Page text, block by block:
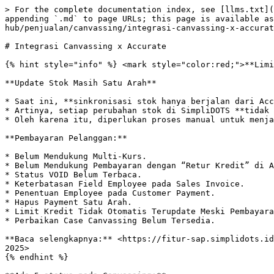
> For the complete documentation index, see [llms.txt](https://panduan-sap.simplidots.id/llms.txt). Markdown versions of documentation pages are available by appending `.md` to page URLs; this page is available as [Markdown](https://panduan-sap.simplidots.id/sales-automation-platform/smh-sales-management-hub/penjualan/canvassing/integrasi-canvassing-x-accurate.md).

# Integrasi Canvassing x Accurate

{% hint style="info" %} <mark style="color:red;">**Limitasi:**</mark>

**Update Stok Masih Satu Arah**

* Saat ini, **sinkronisasi stok hanya berjalan dari Accurate ke SimpliDOTS**.
* Artinya, setiap perubahan stok di SimpliDOTS **tidak akan otomatis memperbarui stok di Accurate**.
* Oleh karena itu, diperlukan proses manual untuk menjaga konsistensi data di kedua sistem.

**Pembayaran Pelanggan:**

* Belum Mendukung Multi-Kurs.
* Belum Mendukung Pembayaran dengan “Retur Kredit” di Accurate.
* Status VOID Belum Terbaca.
* Keterbatasan Field Employee pada Sales Invoice.
* Penentuan Employee pada Customer Payment.
* Hapus Payment Satu Arah.
* Limit Kredit Tidak Otomatis Terupdate Meski Pembayaran Lunas.
* Perbaikan Case Canvassing Belum Tersedia.

**Baca selengkapnya:** <https://fitur-sap.simplidots.id/smh/fitur-pada-smh-sales-management-hub/2025/beta-integrasi-customer-payment-simplidots-x-accurate-14-agustus-2025>
{% endhint %}

**Ada 5 status pada Canvassing:**

* **Draft:** Status canvassing masih dalam bentuk draft dimana stok belum pindah ke mobil / gudang canvassing. Sehingga ada masih dapat melakukan perubahan pada daftar canvassing.
* **Ready:** Status Canvassing sudah siap untuk berangkat dan sudah dipindahkan ke gudang canvassing atau sudah di-load di mobil canvassing. Anda bisa lakukan **Kunci Stock.**
* **Ongoing:** Status Canvassing sudah dimulai dan sedang berjalan. Anda telah melakukan **Kunci Stock** lalu lakukan **Mulai Kanvas.**
* **Completed:** Status Canvassing sudah selesai atau canvasser sudah kembali ke gudang. Anda telah melakukan **Selesaikan Kanvas.**
* **Cancelled:** Status Canvassing dibatalkan, untuk pembatalan canvassing ini hanya dapat dilakukan apabila status masih **Draft**.

**Tindakan yang dapat dilakukan:**

* **Draft:** Tambah stok, kunci stok, kunci stok dan canvas, ubah, dan batal.
* **Ready:** Tambah stok, mulai canvas, ubah, dan batal.
* **Ongoing:** Tambah stok, selesaikan stok, konfirmasi pembayaran, dan akhiri canvas.
* **Completed:** Tidak ada.
* **Cancelled:** Tidak ada.

## <mark style="color:red;">1. \[SimpliDOTS] Mengaktifkan Integrasi Sales Invoice & Pembayaran Pelanggan.</mark>

**Step 1:** Buka menu **Profile** > **Pengaturan**.

<figure><img src="/files/7A6tS1CTUc8n4RC7TiXz" alt=""><figcaption></figcaption></figure>

**Step 2:** Masuk ke menu **Integrasi,** kemudian pada **Service** pilih **Accurate.**

<figure><img src="/files/4O8Jyesbe4n9zxJ931Pq" alt=""><figcaption></figcaption></figure>

**Step 3:** Akan muncul halaman **Otorisasi**, kemudian klik **Beri Akses.**

<figure><img src="/files/Qqx1vaM7YIhAbNhSTd1r" alt="" width="563"><figcaption></figcaption></figure>

**Step 4:** Akan muncul tampilan **Konfirmasi Integrasi**. Kemudian centang **Silakan tandai kotak jika sudah bernar pada Service.** Selanjutnya klik **Lanjut Integrasi.**

<figure><img src="/files/cY4IwPIZzS5eSuiRxHG3" alt="" width="375"><figcaption></figcaption></figure>

**Step 5:** Pilih **Cabang** kemudian klik **Submit**.